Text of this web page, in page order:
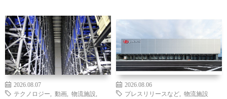
2026.08.07
テクノロジー
動画 物流施設
2026.08.06
プレスリリースなど
物流施設